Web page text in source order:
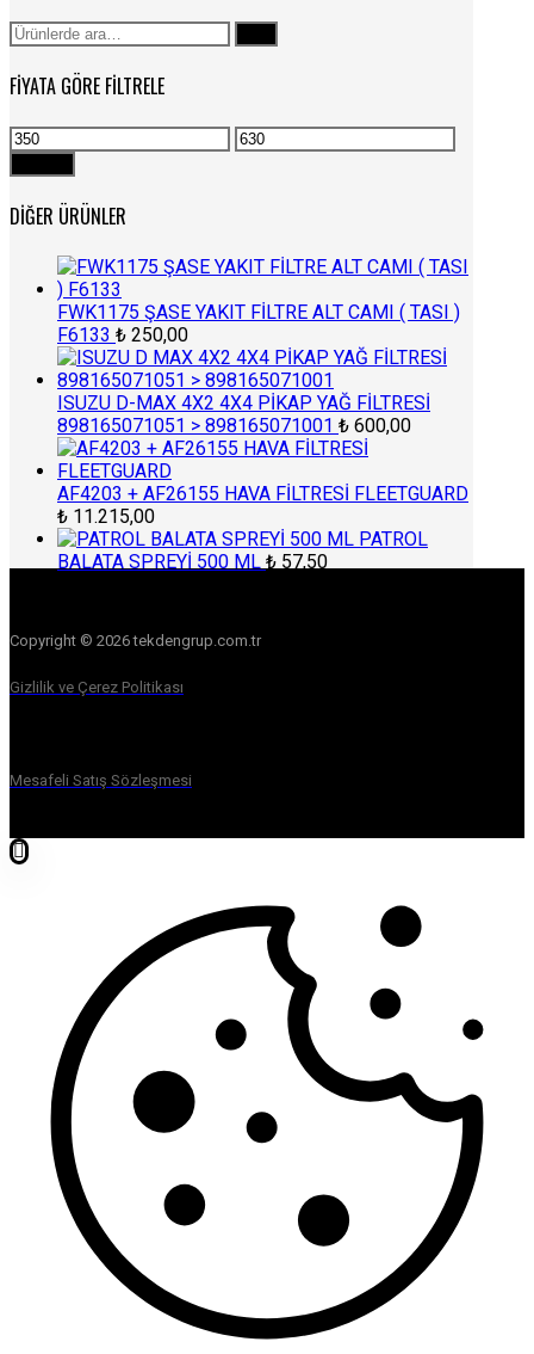
Ara:
FIYATA GÖRE FILTRELE
En
düşük
fiyat
En
yüksek
DIĞER ÜRÜNLER
FWK1175 ŞASE YAKIT FİLTRE ALT CAMI ( TASI )
F6133 ₺ 250,00
ISUZU D-MAX 4X2 4X4 PİKAP YAĞ FİLTRESİ
898165071051 > 898165071001 ₺ 600,00
AF4203 + AF26155 HAVA FİLTRESİ FLEETGUARD
₺ 11.215,00
PATROL
BALATA SPREYİ 500 ML ₺ 57,50
Copyright © 2026 tekdengrup.com.tr
Gizlilik ve Çerez Politikası
Mesafeli Satış Sözleşmesi